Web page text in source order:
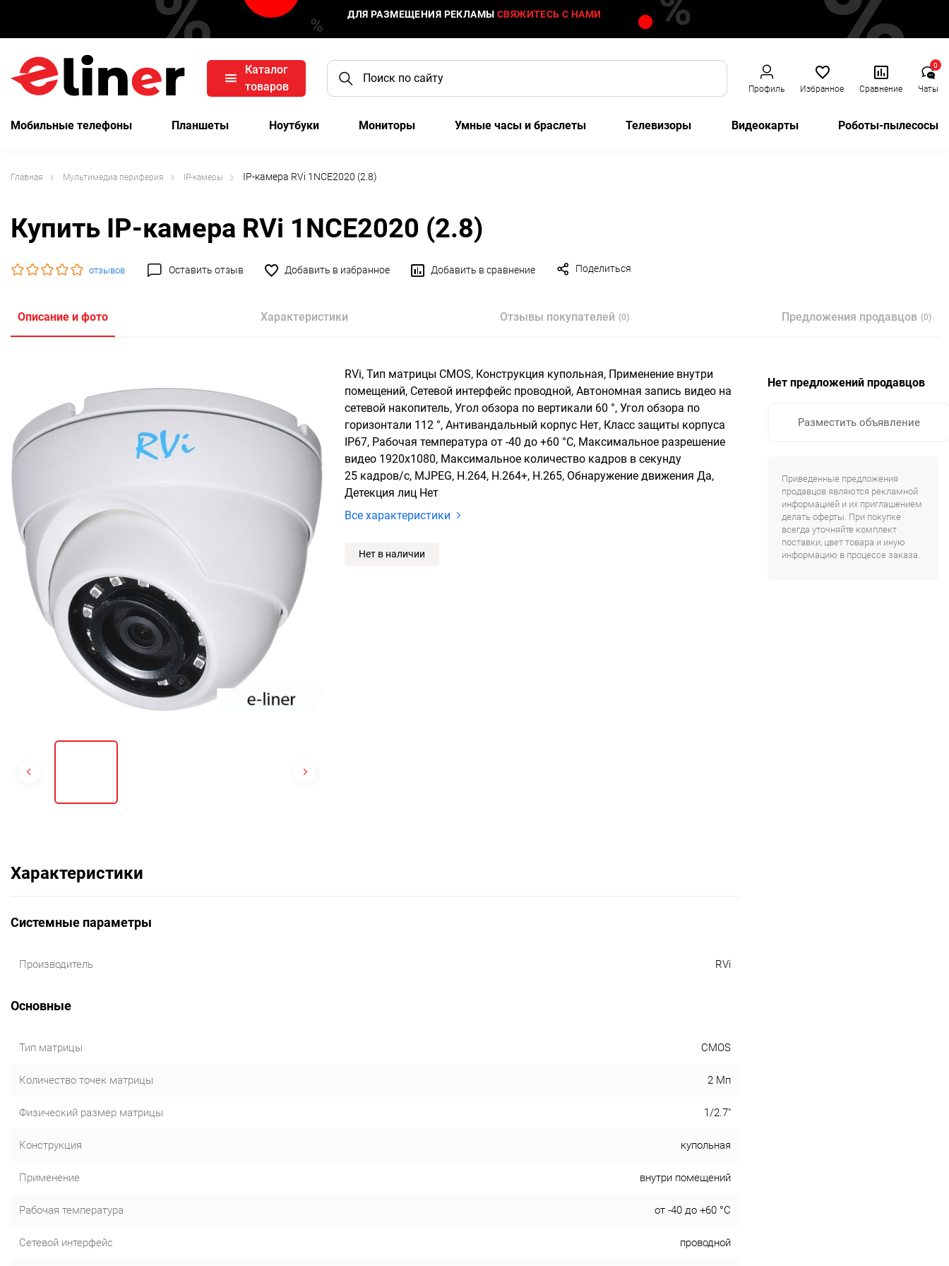
ДЛЯ РАЗМЕЩЕНИЯ РЕКЛАМЫ СВЯЖИТЕСЬ С НАМИ
Каталог
товаров
Профиль Избранное Сравнение Чаты
0
Мобильные телефоны Планшеты Ноутбуки Мониторы Умные часы и браслеты Телевизоры Видеокарты Роботы-пылесосы
Главная Мультимедиа периферия IP-камеры IP-камера RVi 1NCE2020 (2.8)
Купить IP-камера RVi 1NCE2020 (2.8)
отзывов Оставить отзыв Добавить в избранное Добавить в сравнение Поделиться
Описание и фото Характеристики Отзывы покупателей (0) Предложения продавцов (0)
RVi, Тип матрицы CMOS, Конструкция купольная, Применение внутри
помещений, Сетевой интерфейс проводной, Автономная запись видео на
сетевой накопитель, Угол обзора по вертикали 60 °, Угол обзора по
горизонтали 112 °, Антивандальный корпус Нет, Класс защиты корпуса
IP67, Рабочая температура от -40 до +60 °С, Максимальное разрешение
видео 1920x1080, Максимальное количество кадров в секунду
25 кадров/с, MJPEG, H.264, H.264+, H.265, Обнаружение движения Да,
Детекция лиц Нет
Все характеристики
Нет в наличии
Характеристики
Системные параметры
Производитель RVi
Основные
Тип матрицы CMOS
Количество точек матрицы 2 Мп
Физический размер матрицы 1/2.7"
Конструкция купольная
Применение внутри помещений
Рабочая температура от -40 до +60 °С
Сетевой интерфейс проводной
Нет предложений продавцов
Разместить объявление
Приведенные предложения
продавцов являются рекламной
информацией и их приглашением
делать оферты. При покупке
всегда уточняйте комплект
поставки, цвет товара и иную
информацию в процессе заказа.